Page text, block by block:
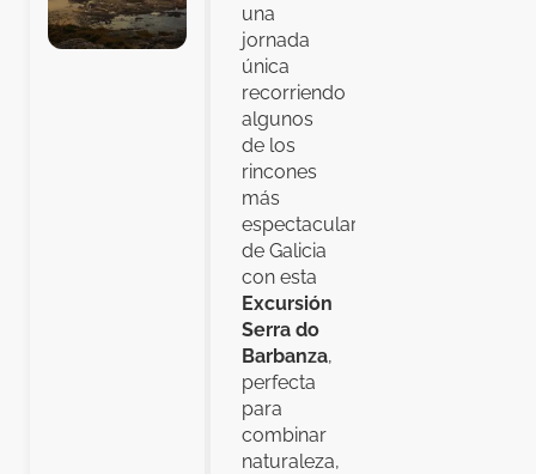
una
jornada
única
recorriendo
algunos
de los
rincones
más
espectaculares
de Galicia
con esta
Excursión
Serra do
Barbanza,
perfecta
para
combinar
naturaleza,